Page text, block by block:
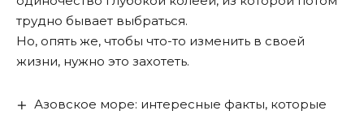
трудно бывает выбраться.
Но, опять же, чтобы что-то изменить в своей
жизни, нужно это захотеть.
Азовское море: интересные факты, которые